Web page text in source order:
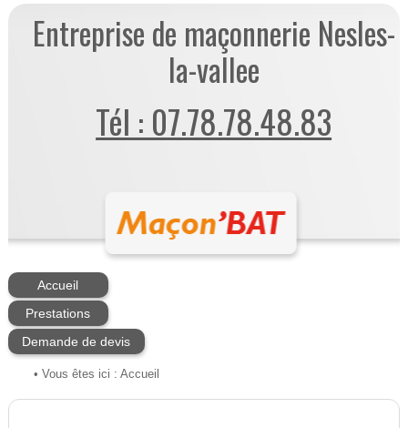
Entreprise de maçonnerie Nesles-
la-vallee
Tél : 07.78.78.48.83
Accueil
Prestations
Demande de devis
• Vous êtes ici : Accueil